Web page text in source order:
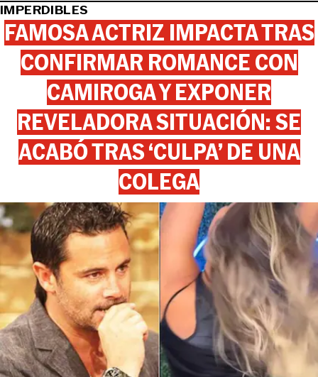
IMPERDIBLES
FAMOSA ACTRIZ IMPACTA TRAS
CONFIRMAR ROMANCE CON
CAMIROGA Y EXPONER
REVELADORA SITUACIÓN: SE
ACABÓ TRAS ‘CULPA’ DE UNA
COLEGA